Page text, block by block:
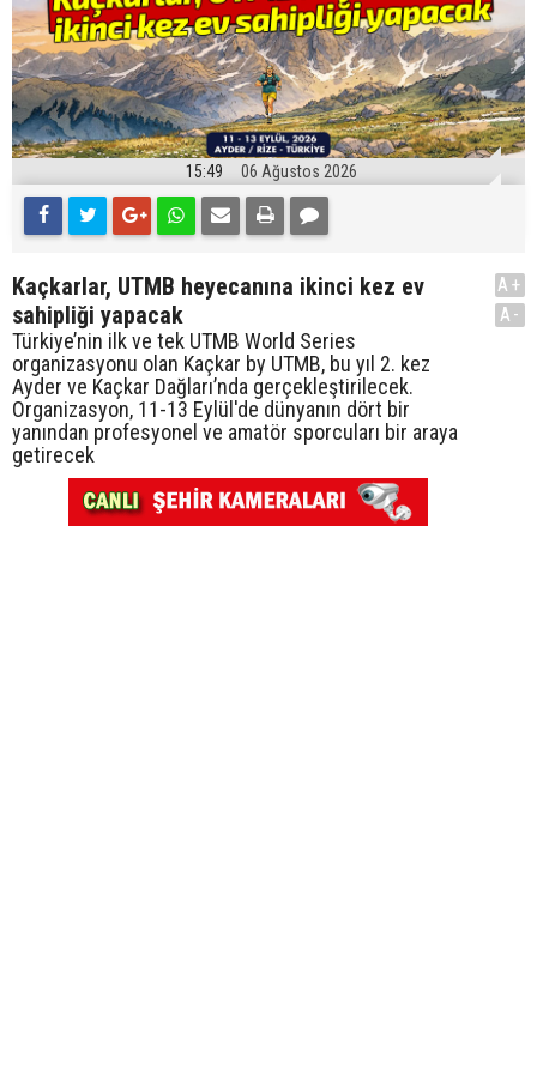
15:49 06 Ağustos 2026
Kaçkarlar, UTMB heyecanına ikinci kez ev
sahipliği yapacak
Türkiye’nin ilk ve tek UTMB World Series
organizasyonu olan Kaçkar by UTMB, bu yıl 2. kez
Ayder ve Kaçkar Dağları’nda gerçekleştirilecek.
Organizasyon, 11-13 Eylül'de dünyanın dört bir
yanından profesyonel ve amatör sporcuları bir araya
getirecek
A+
A-